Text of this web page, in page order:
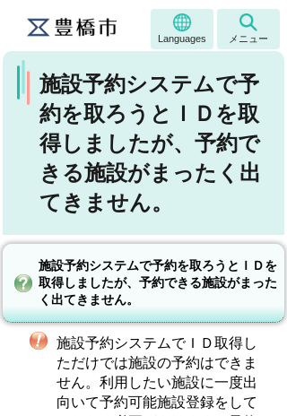
Languages メニュー
施設予約システムで予
約を取ろうとＩＤを取
得しましたが、予約で
きる施設がまったく出
てきません。
施設予約システムで予約を取ろうとＩＤを
取得しましたが、予約できる施設がまった
く出てきません。
施設予約システムでＩＤ取得し
ただけでは施設の予約はできま
せん。利用したい施設に一度出
向いて予約可能施設登録をして